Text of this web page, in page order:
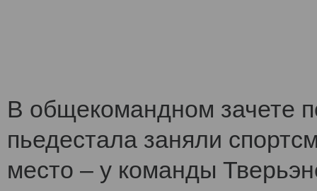
В общекомандном зачете
пьедестала заняли
место – у команды